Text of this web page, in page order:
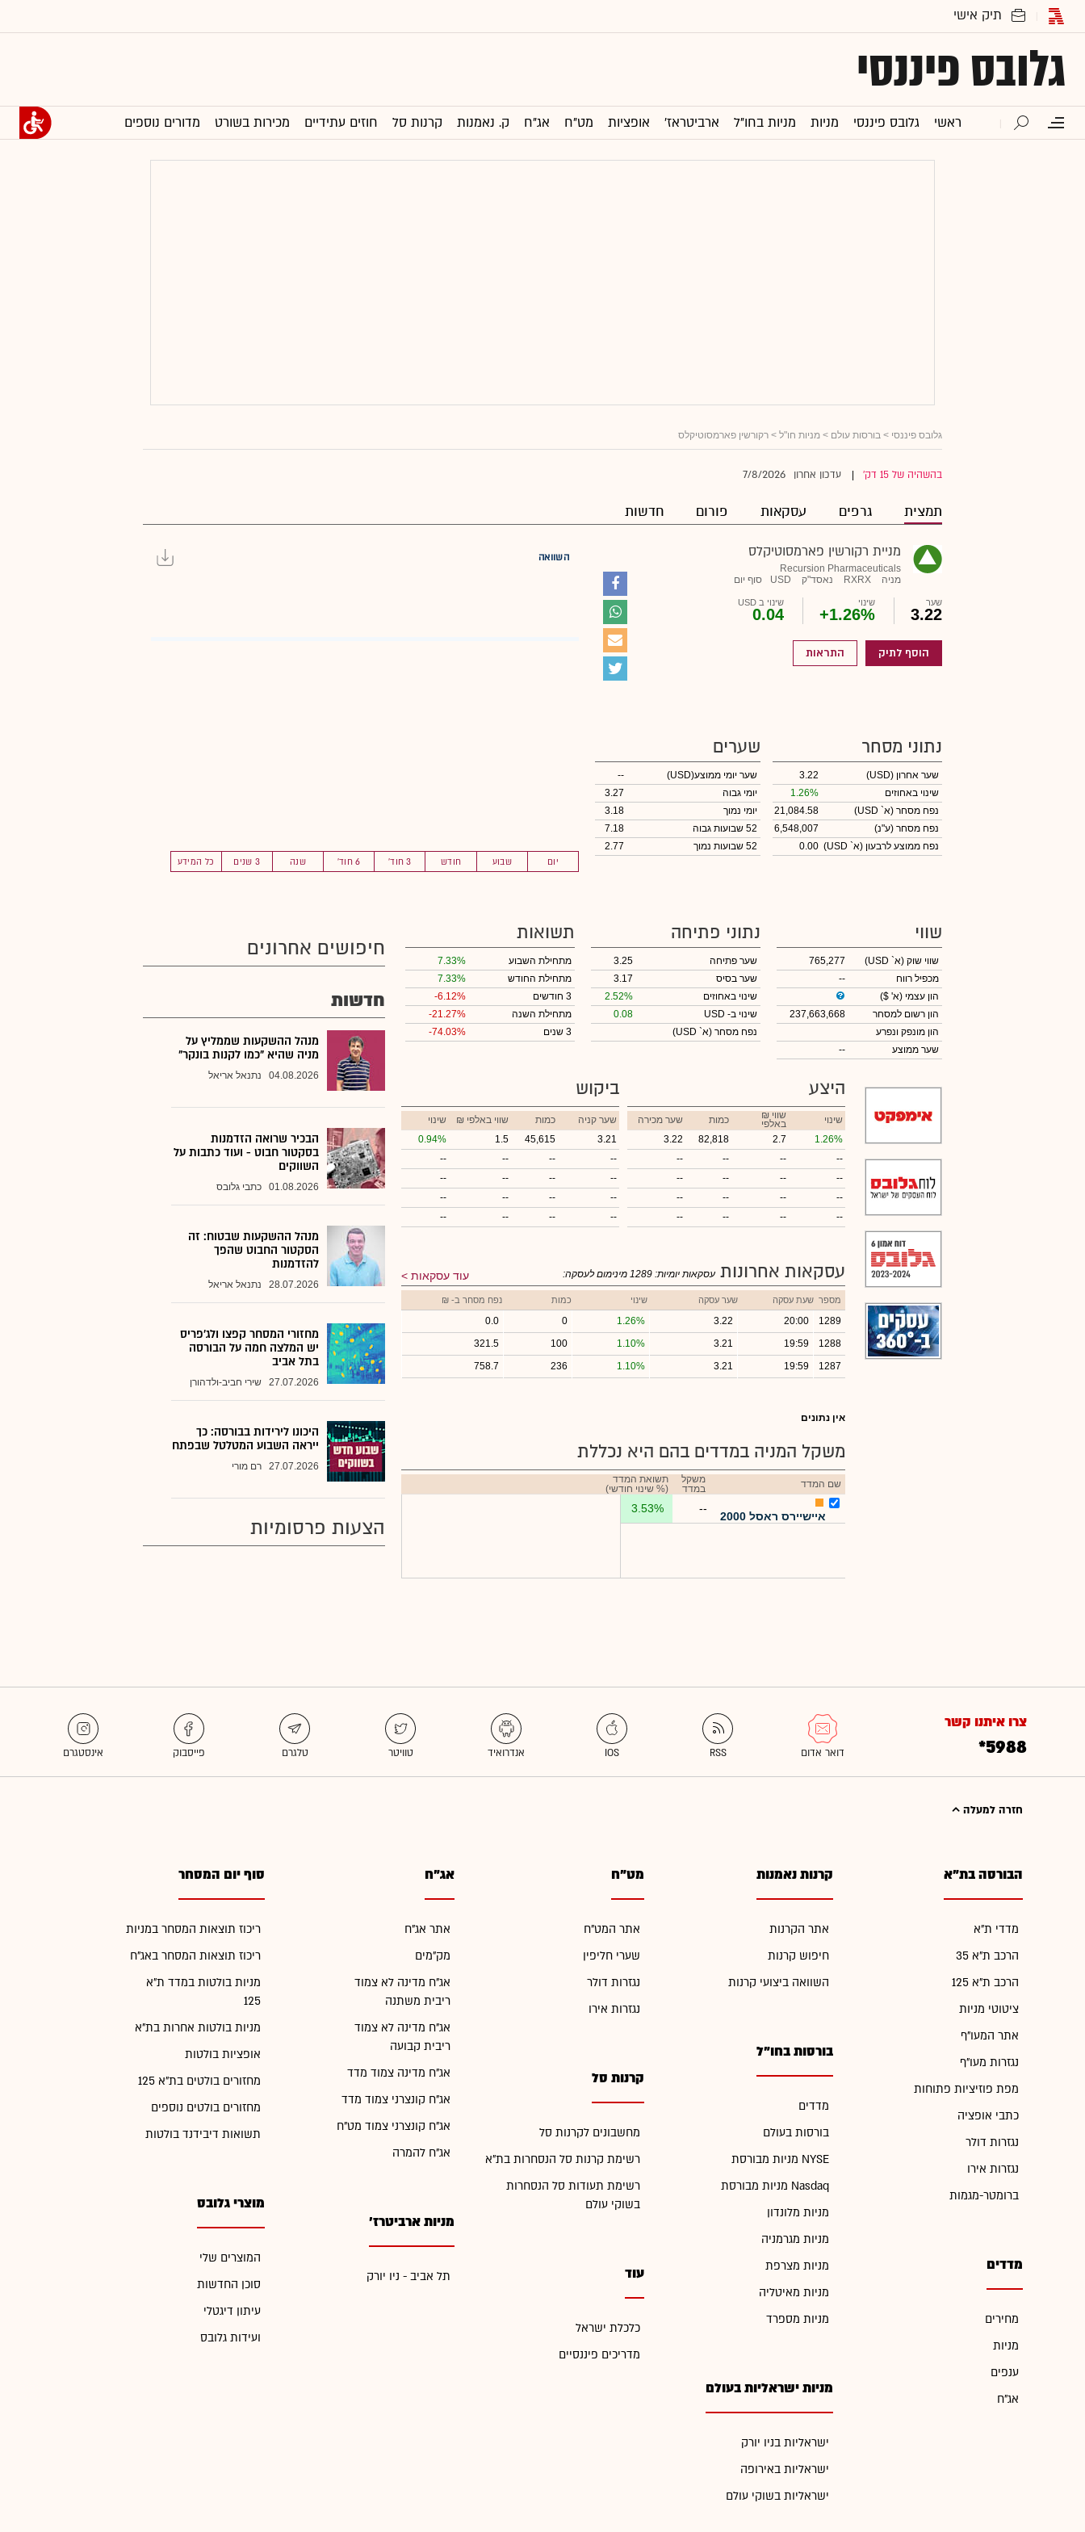
גלובס פיננסי
ראשי גלובס פיננסי מניות מניות בחו"ל ארביטראז' אופציות מט"ח אג"ח ק. נאמנות קרנות סל חוזים עתידיים מכירות בשורט מדורים נוספים
גלובס פיננסי > בורסות עולם > מניות חו"ל > רקורשין פארמסוטיקלס
בהשהיה של 15 דק' עדכון אחרון 7/8/2026
תמצית גרפים עסקאות פורום חדשות
מניית רקורשין פארמסוטיקלס
Recursion Pharmaceuticals
מניה
RXRX נאסד"ק USD סוף יום
שער
3.22
שינוי
+1.26%
שינוי ב USD
0.04
הוסף לתיק התראות
השוואה
יום שבוע חודש 3 חוד' 6 חוד' שנה 3 שנים כל המידע
נתוני מסחר
שער אחרון (USD)
3.22
שינוי באחוזים
1.26%
נפח מסחר (א` USD)
21,084.58
נפח מסחר (ע"נ)
6,548,007
נפח ממוצע לרבעון (א` USD)
0.00
שערים
שער יומי ממוצע(USD)
--
יומי גבוה
3.27
יומי נמוך
3.18
52 שבועות גבוה
7.18
52 שבועות נמוך
2.77
שווי
שווי שוק (א` USD)
765,277
מכפיל רווח
--
הון עצמי (א' $)
הון רשום למסחר
237,663,668
הון מונפק ונפרע
שער ממוצע
--
נתוני פתיחה
שער פתיחה
3.25
שער בסיס
3.17
שינוי באחוזים
2.52%
שינוי ב- USD
0.08
נפח מסחר (א` USD)
תשואות
מתחילת השבוע
7.33%
מתחילת החודש
7.33%
3 חודשים
-6.12%
מתחילת השנה
-21.27%
3 שנים
-74.03%
היצע
שינוי ₪ שווי
באלפי כמות
שער מכירה
1.26%
2.7
82,818
3.22
--
--
--
--
--
--
--
--
--
--
--
--
--
--
--
--
ביקוש
שער קניה כמות ₪ שווי באלפי
שינוי
3.21
45,615
1.5
0.94%
--
--
--
--
--
--
--
--
--
--
--
--
--
--
--
--
עסקאות אחרונות עוד עסקאות עסקאות יומיות: 1289 מינימום לעסקה:
מספר שעת עסקה שער עסקה שינוי כמות נפח מסחר ב- ₪
1289
20:00
3.22
1.26%
0
0.0
1288
19:59
3.21
1.10%
100
321.5
1287
19:59
3.21
1.10%
236
758.7
אין נתונים
משקל המניה במדדים בהם היא נכללת
שם המדד
משקל
במדד
תשואת המדד
(% שינוי חודשי)
איישיירס ראסל 2000
--
3.53%
חיפושים אחרונים
חדשות
מנהל ההשקעות שממליץ על
מניה שהיא "כמו לקנות בונקר"
04.08.2026 נתנאל אריאל
הבכיר שרואה הזדמנות
בסקטור חבוט - ועוד כתבות על
השווקים
01.08.2026 כתבי גלובס
מנהל ההשקעות שבטוח: זה
הסקטור החבוט שהפך
להזדמנות
28.07.2026 נתנאל אריאל
מחזורי המסחר קפצו ולג'פריס
יש המלצה חמה על הבורסה
בתל אביב
27.07.2026 שירי חביב-ולדהורן
היכונו לירידות בבורסה: כך
ייראה השבוע המטלטל שבפתח
27.07.2026 רם מורי
הצעות פרסומיות
צרו איתנו קשר
*5988
חזרה למעלה
הבורסה בת"א
מדדי ת"א
הרכב ת"א 35
הרכב ת"א 125
ציטוטי מניות
אתר המעו"ף
נגזרות מעו"ף
מפת פוזיציות פתוחות
כתבי אופציה
נגזרות דולר
נגזרות אירו
ברומטר-מגמות
מדדים
מחירים
מניות
ענפים
אג"ח
קרנות נאמנות
אתר הקרנות
חיפוש קרנות
השוואה ביצועי קרנות
בורסות בחו"ל
מדדים
בורסות בעולם
מניות מבורסת NYSE
מניות מבורסת Nasdaq
מניות מלונדון
מניות מגרמניה
מניות מצרפת
מניות מאיטליה
מניות מספרד
מניות ישראליות בעולם
ישראליות בניו יורק
ישראליות באירופה
ישראליות בשוקי עולם
מט"ח
אתר המט"ח
שערי חליפין
נגזרות דולר
נגזרות אירו
קרנות סל
מחשבונים לקרנות סל
רשימת קרנות סל הנסחרות בת"א
רשימת תעודות סל הנסחרות
בשוקי עולם
עוד
כלכלת ישראל
מדריכים פיננסיים
אג"ח
אתר אג"ח
מק"מים
אג"ח מדינה לא צמוד
ריבית משתנה
אג"ח מדינה לא צמוד
ריבית קבועה
אג"ח מדינה צמוד מדד
אג"ח קונצרני צמוד מדד
אג"ח קונצרני צמוד מט"ח
אג"ח להמרה
מניות ארביטרז'
תל אביב - ניו יורק
סוף יום המסחר
ריכוז תוצאות המסחר במניות
ריכוז תוצאות המסחר באג"ח
מניות בולטות במדד ת"א
125
מניות בולטות אחרות בת"א
אופציות בולטות
מחזורים בולטים בת"א 125
מחזורים בולטים נוספים
תשואות דיבידנד בולטות
מוצרי גלובס
המוצרים שלי
סוכן החדשות
עיתון דיגטלי
ועידות גלובס